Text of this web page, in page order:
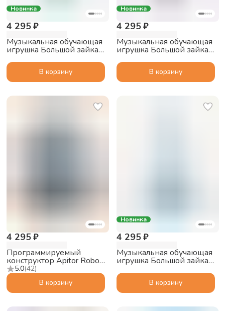
Новинка
4 295 ₽
Музыкальная обучающая
игрушка Большой зайка
Bluetooth колонки,
мятный В корзину
Новинка
4 295 ₽
Музыкальная обучающая
игрушка Большой зайка
Bluetooth колонки,
фиолетовыйВ корзину
5.0(42)
4 295 ₽
Программируемый
конструктор Apitor Robot
J 6в1
В корзину
Новинка
4 295 ₽
Музыкальная обучающая
игрушка Большой зайка
Bluetooth колонки, синий
В корзину